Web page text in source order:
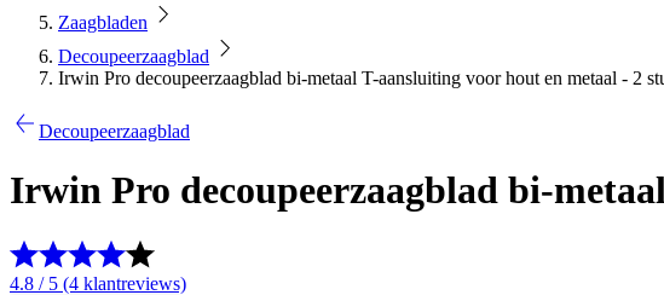
Zaagbladen
Decoupeerzaagblad
Irwin Pro decoupeerzaagblad bi-metaal T-aansluiting voor hout en metaal - 2
Decoupeerzaagblad
Irwin Pro decoupeerzaagblad bi-
4.8 / 5 (4 klantreviews)